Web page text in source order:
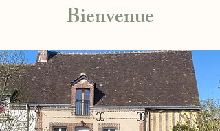
Bienvenue